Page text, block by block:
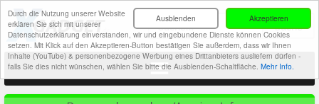
Akzeptieren
Ausblenden
Durch die Nutzung unserer Website
erklären Sie sich mit unserer
Datenschutzerklärung einverstanden, wir und eingebundene Dienste können Cookies
setzen. Mit Klick auf den Akzeptieren-Button bestätigen Sie außerdem, dass wir Ihnen
Inhalte (YouTube) & personenbezogene Werbung eines Drittanbieters ausliefern dürfen -
falls Sie dies nicht wünschen, wählen Sie bitte die Ausblenden-Schaltfläche. Mehr Info.